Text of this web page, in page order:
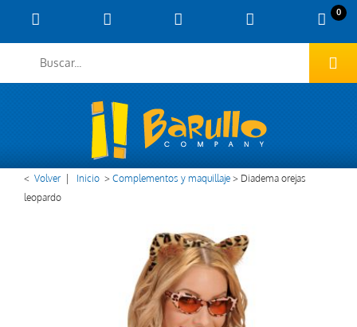
0
< Volver Inicio >Complementos y maquillaje> Diadema orejas
leopardo